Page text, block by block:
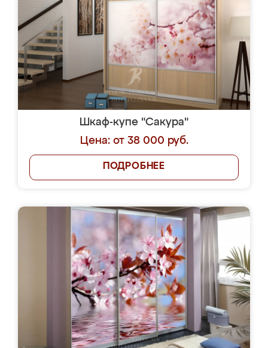
Шкаф-купе "Сакура"
Цена: от 38 000 руб.
ПОДРОБНЕЕ